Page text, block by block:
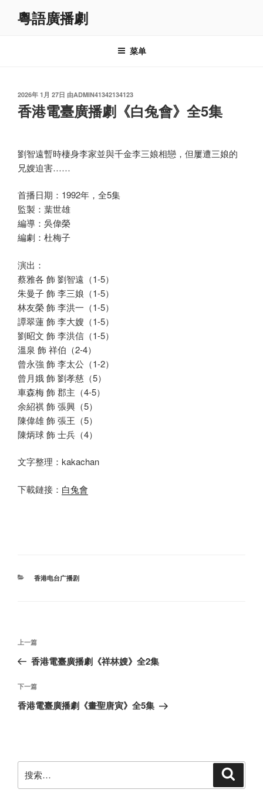
粵語廣播劇
菜单
发
布
于
2026年 1月 27日 由ADMIN41342134123
香港電臺廣播劇《白兔會》全5集
劉智遠暫時棲身李家並與千金李三娘相戀，但屢遭三娘的
兄嫂迫害……
首播日期：1992年，全5集
監製：葉世雄
編導：吳偉榮
編劇：杜梅子
演出：
蔡雅各 飾 劉智遠（1-5）
朱曼子 飾 李三娘（1-5）
林友榮 飾 李洪一（1-5）
譚翠蓮 飾 李大嫂（1-5）
劉昭文 飾 李洪信（1-5）
溫泉 飾 祥伯（2-4）
曾永強 飾 李太公（1-2）
曾月娥 飾 劉孝慈（5）
車森梅 飾 郡主（4-5）
余紹祺 飾 張興（5）
陳偉雄 飾 張王（5）
陳炳球 飾 士兵（4）
文字整理：kakachan
下載鏈接： 白兔會
分
香港电台广播剧
文
导
航
上
一
文
章
上一篇
香港電臺廣播劇《祥林嫂》全2集
下
一
下一篇
香港電臺廣播劇《畫聖唐寅》全5集
索：